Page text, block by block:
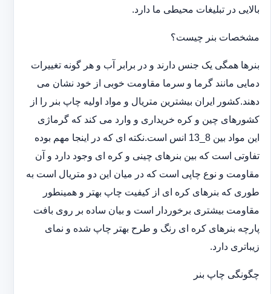
بالایی در تبلیغات محیطی ما دارد.
مشخصات بنر چیست؟
بنرها همگی یک جنس دارند و در برابر آب و هر گونه تغییرات
دمایی مانند گرما و سرما مقاومت خوبی از خود نشان می
دهند.کشور ایران بیشترین متریال و مواد اولیه چاپ بنر را از
کشورهای چین و کره خریداری و وارد می کند که گرماژی
این مواد بین 8_13 انس است.نکته ای که در اینجا مهم بوده
تفاوتی است که بین بنرهای چینی و کره ای وجود دارد و آن
مقاومت و نوع چاپی است که در میان این دو متریال است به
طوری که بنرهای کره ای از کیفیت چاپ بهتر و همینطور
مقاومت بیشتری برخوردار است و بیان ساده بر روی بافت
پارچه بنرهای کره ای رنگ و طرح بهتر چاپ شده و نمای
زیباتری دارد.
چگونگی چاپ بنر